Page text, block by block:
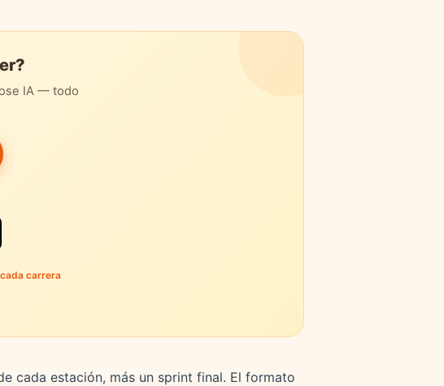
IA — todo
carrera
cada estación, más un sprint final. El formato